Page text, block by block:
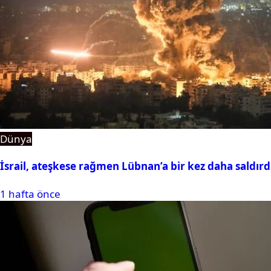
Dünya
İsrail, ateşkese rağmen Lübnan’a bir kez daha
1 hafta önce